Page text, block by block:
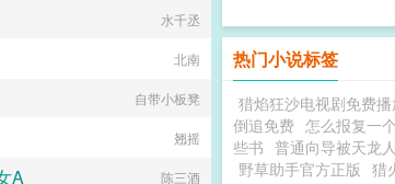
热门小说标签
猎焰狂沙电视剧免费播
倒追免费 怎么报复一
些书 普通向导被天龙
野草助手官方正版 猎
水千丞
北南
自带小板凳
翘摇
A 陈三酒